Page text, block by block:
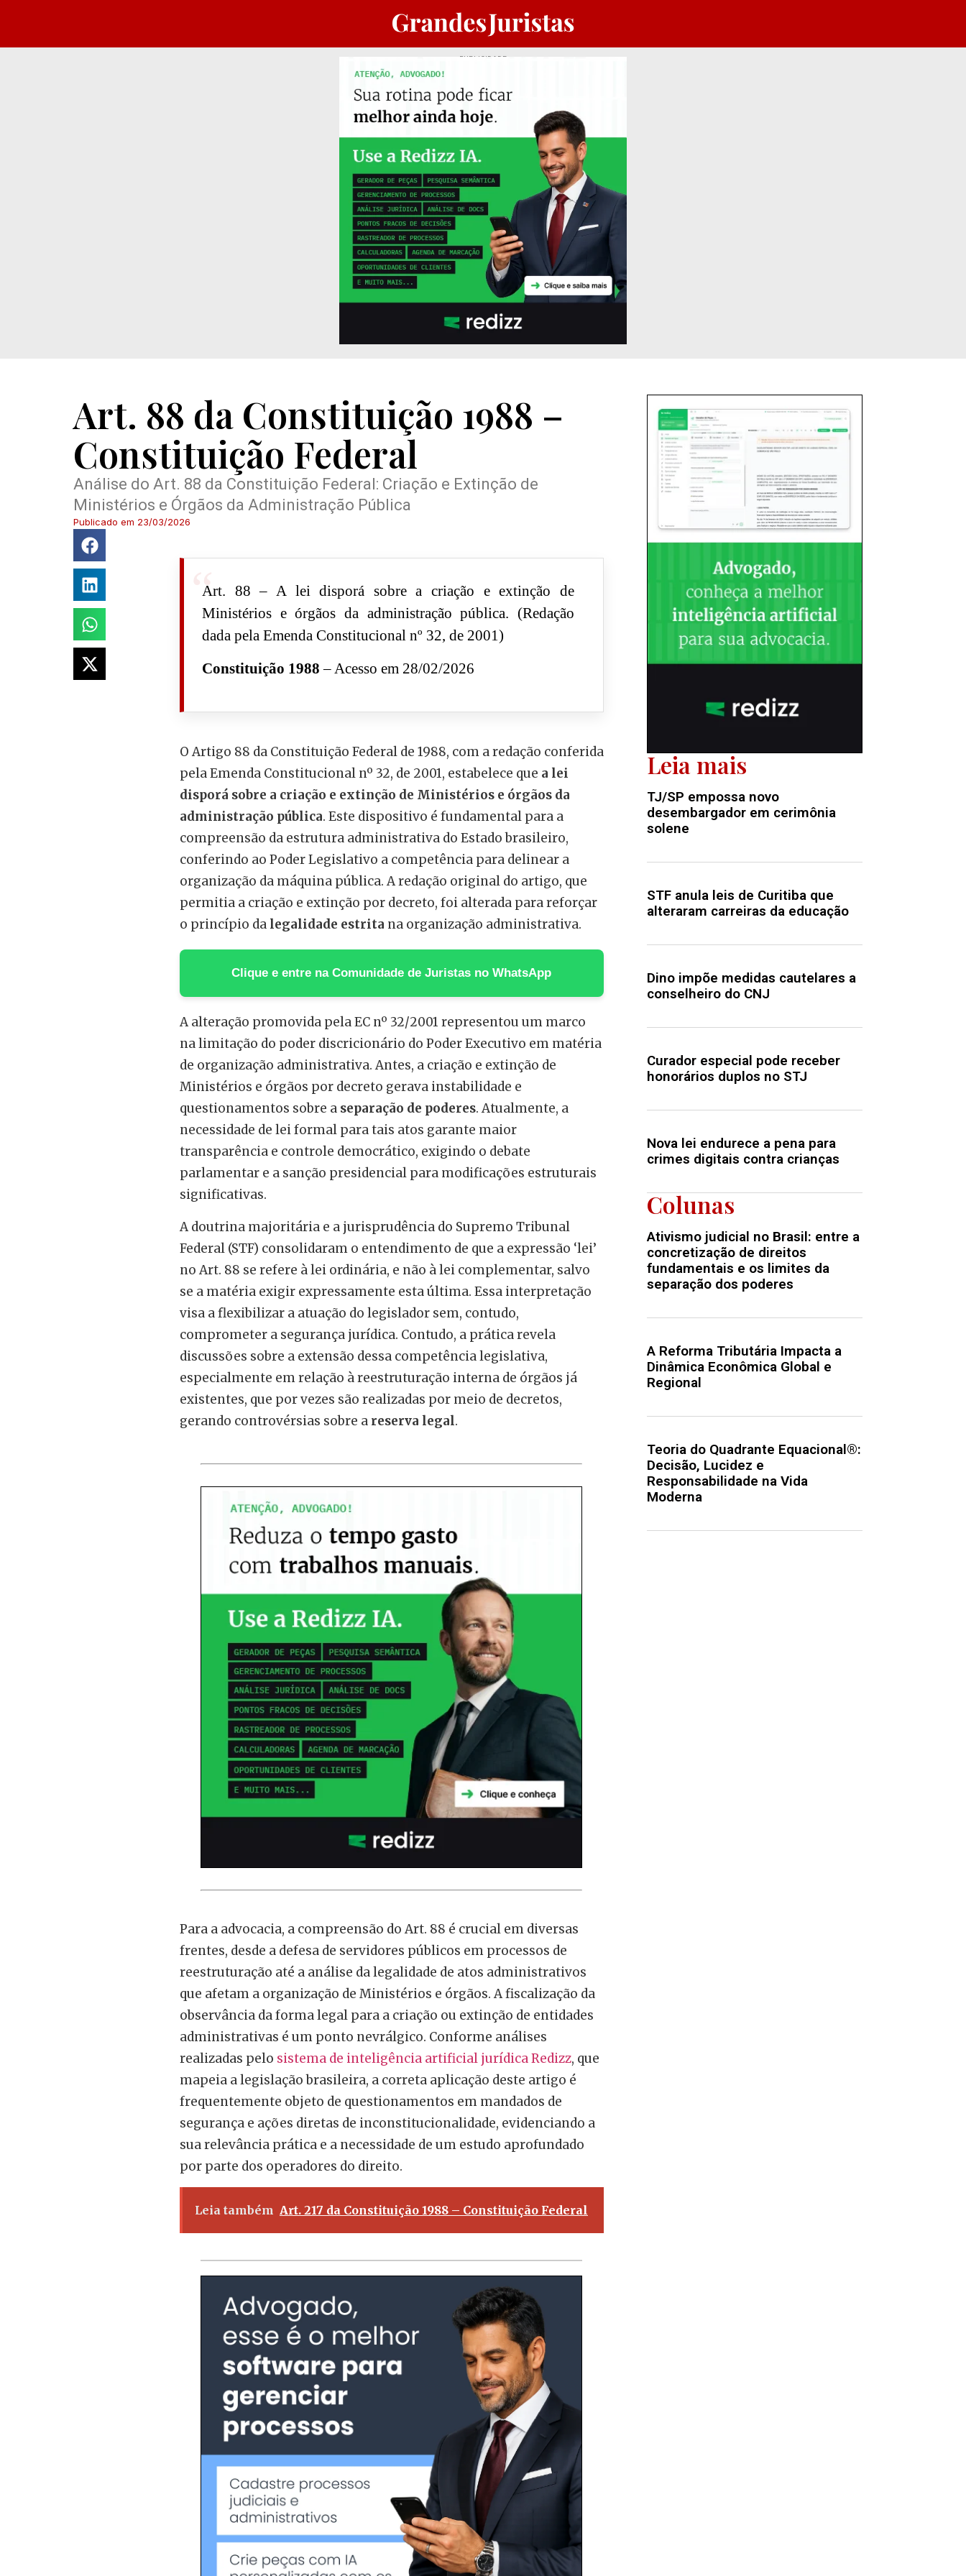
PUBLICIDADE
Art. 88 da Constituição 1988 –
Constituição Federal
Análise do Art. 88 da Constituição Federal: Criação e Extinção de
Ministérios e Órgãos da Administração Pública
Publicado em 23/03/2026
Art. 88 – A lei disporá sobre a criação e extinção de
Ministérios e órgãos da administração pública. (Redação
dada pela Emenda Constitucional nº 32, de 2001)
Constituição 1988 – Acesso em 28/02/2026
O Artigo 88 da Constituição Federal de 1988, com a redação conferida
pela Emenda Constitucional nº 32, de 2001, estabelece que a lei
disporá sobre a criação e extinção de Ministérios e órgãos da
administração pública. Este dispositivo é fundamental para a
compreensão da estrutura administrativa do Estado brasileiro,
conferindo ao Poder Legislativo a competência para delinear a
organização da máquina pública. A redação original do artigo, que
permitia a criação e extinção por decreto, foi alterada para reforçar
o princípio da legalidade estrita na organização administrativa.
Clique e entre na Comunidade de Juristas no WhatsApp
A alteração promovida pela EC nº 32/2001 representou um marco
na limitação do poder discricionário do Poder Executivo em matéria
de organização administrativa. Antes, a criação e extinção de
Ministérios e órgãos por decreto gerava instabilidade e
questionamentos sobre a separação de poderes. Atualmente, a
necessidade de lei formal para tais atos garante maior
transparência e controle democrático, exigindo o debate
parlamentar e a sanção presidencial para modificações estruturais
significativas.
A doutrina majoritária e a jurisprudência do Supremo Tribunal
Federal (STF) consolidaram o entendimento de que a expressão ‘lei’
no Art. 88 se refere à lei ordinária, e não à lei complementar, salvo
se a matéria exigir expressamente esta última. Essa interpretação
visa a flexibilizar a atuação do legislador sem, contudo,
comprometer a segurança jurídica. Contudo, a prática revela
discussões sobre a extensão dessa competência legislativa,
especialmente em relação à reestruturação interna de órgãos já
existentes, que por vezes são realizadas por meio de decretos,
gerando controvérsias sobre a reserva legal.
Para a advocacia, a compreensão do Art. 88 é crucial em diversas
frentes, desde a defesa de servidores públicos em processos de
reestruturação até a análise da legalidade de atos administrativos
que afetam a organização de Ministérios e órgãos. A fiscalização da
observância da forma legal para a criação ou extinção de entidades
administrativas é um ponto nevrálgico. Conforme análises
realizadas pelo sistema de inteligência artificial jurídica Redizz, que
mapeia a legislação brasileira, a correta aplicação deste artigo é
frequentemente objeto de questionamentos em mandados de
segurança e ações diretas de inconstitucionalidade, evidenciando a
sua relevância prática e a necessidade de um estudo aprofundado
por parte dos operadores do direito.
Leia também Art. 217 da Constituição 1988 – Constituição Federal
Leia mais
TJ/SP empossa novo
desembargador em cerimônia
solene
STF anula leis de Curitiba que
alteraram carreiras da educação
Dino impõe medidas cautelares a
conselheiro do CNJ
Curador especial pode receber
honorários duplos no STJ
Nova lei endurece a pena para
crimes digitais contra crianças
Colunas
Ativismo judicial no Brasil: entre a
concretização de direitos
fundamentais e os limites da
separação dos poderes
A Reforma Tributária Impacta a
Dinâmica Econômica Global e
Regional
Teoria do Quadrante Equacional®:
Decisão, Lucidez e
Responsabilidade na Vida
Moderna